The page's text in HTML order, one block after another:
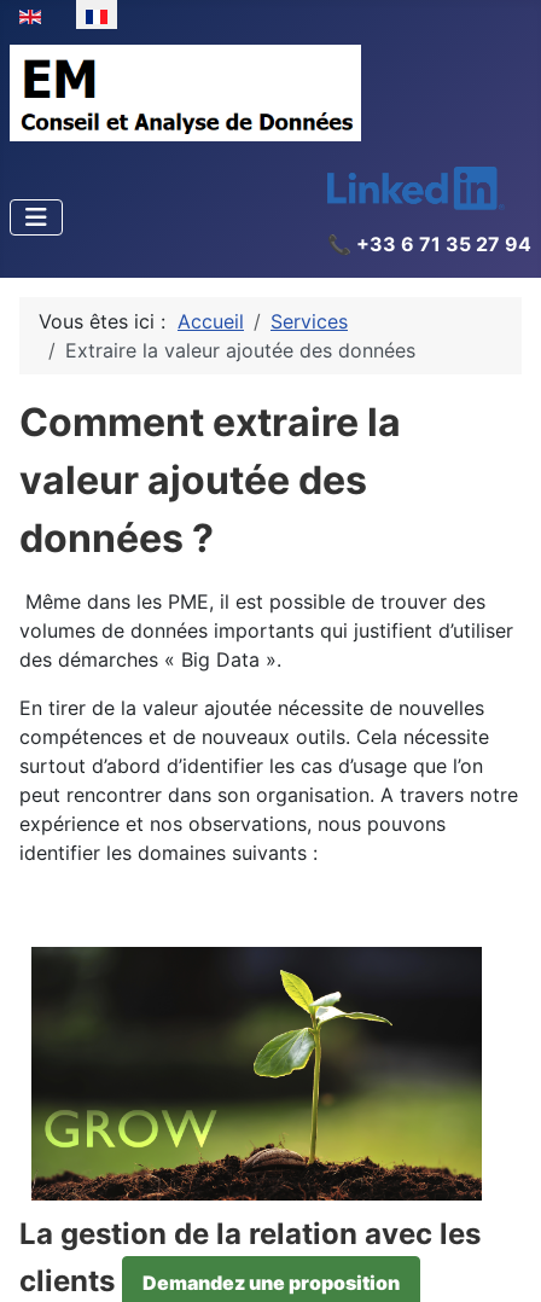
Sélectionnez votre langue
📞 +33 6 71 35 27 94
Vous êtes ici : Accueil
Services
Extraire la valeur ajoutée des données
Comment extraire la
valeur ajoutée des
données ?
Même dans les PME, il est possible de trouver des
volumes de données importants qui justifient d’utiliser
des démarches « Big Data ».
En tirer de la valeur ajoutée nécessite de nouvelles
compétences et de nouveaux outils. Cela nécessite
surtout d’abord d’identifier les cas d’usage que l’on
peut rencontrer dans son organisation. A travers notre
expérience et nos observations, nous pouvons
identifier les domaines suivants :
La gestion de la relation avec les
clients
Demandez une proposition